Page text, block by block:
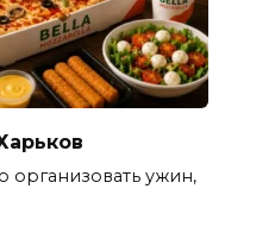
организовать ужин,